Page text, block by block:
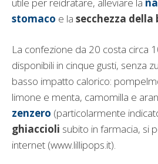
stomaco e la secchezza della
La confezione da 20 costa circa
disponibili in cinque gusti, senza
basso impatto calorico:
limone e menta, camomilla e
zenzero (particolarmente
ghiaccioli subito in farmacia, si
internet (www.lillipops.it).